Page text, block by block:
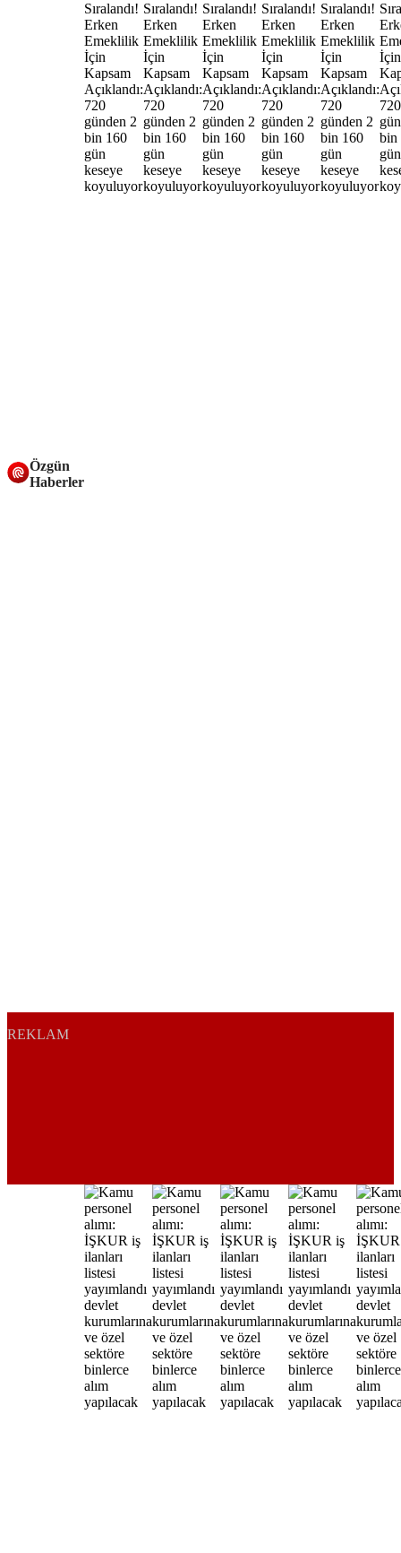
Özgün
Haberler
REKLAM